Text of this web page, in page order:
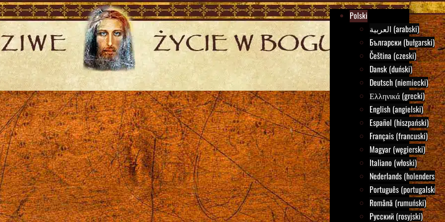
Polski
العربية (arabski)
Български (bułgarski)
Čeština (czeski)
Dansk (duński)
Deutsch (niemiecki)
Ελληνικά (grecki)
English (angielski)
Español (hiszpański)
Français (francuski)
Magyar (węgierski)
Italiano (włoski)
Nederlands (holenderski)
Português (portugalski)
Română (rumuński)
Русский (rosyjski)